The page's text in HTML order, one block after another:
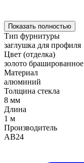
Показать полностью
Тип фурнитуры
заглушка для профиля
Цвет (отделка)
золото брашированное
Материал
алюминий
Толщина стекла
8 мм
Длина
1 м
Производитель
АВ24